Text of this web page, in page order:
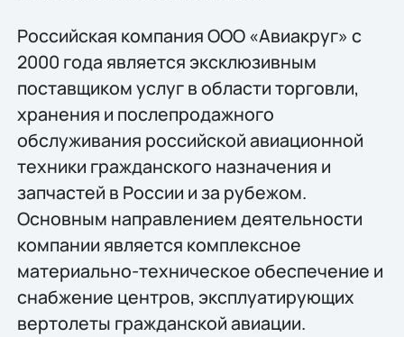
Российская компания ООО «Авиакруг» с
2000 года является эксклюзивным
поставщиком услуг в области торговли,
хранения и послепродажного
обслуживания российской авиационной
техники гражданского назначения и
запчастей в России и за рубежом.
Основным направлением деятельности
компании является комплексное
материально-техническое обеспечение и
снабжение центров, эксплуатирующих
вертолеты гражданской авиации.